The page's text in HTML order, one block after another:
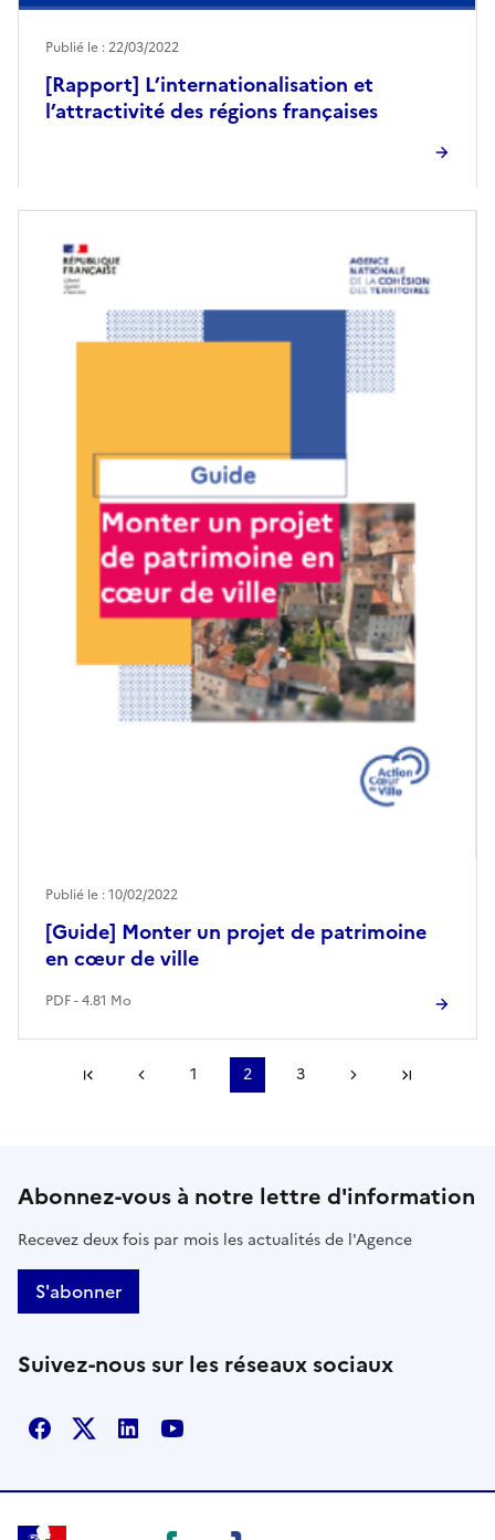
[Rapport] L’internationalisation et
l’attractivité des régions françaises
Publié le : 22/03/2022
[Guide] Monter un projet de patrimoine
en cœur de ville
Publié le : 10/02/2022
PDF - 4.81 Mo
Première pagePage précédente
1 2 3 Page suivante
Abonnez-vous à notre lettre d'information
Recevez deux fois par mois les actualités de l'Agence
S'abonner
Suivez-nous sur les réseaux sociaux
Facebook
X LinkedinYoutube